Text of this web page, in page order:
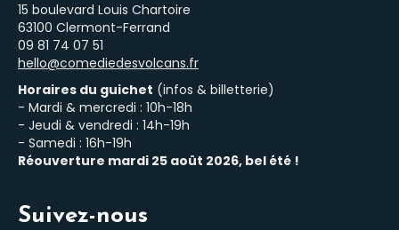
15 boulevard Louis Chartoire
63100 Clermont-Ferrand
‭09 81 74 07 51‬
hello@comediedesvolcans.fr
Horaires du guichet (infos & billetterie)
- Mardi & mercredi : 10h-18h
- Jeudi & vendredi : 14h-19h
- Samedi : 16h-19h
Réouverture mardi 25 août 2026, bel été !
Suivez-nous